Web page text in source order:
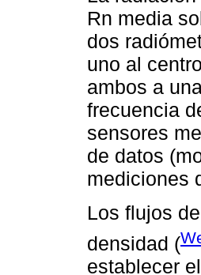
Rn media
dos
uno al
ambos a
frecuencia
sensores
de datos
mediciones
Los flujos
densidad (
establecer